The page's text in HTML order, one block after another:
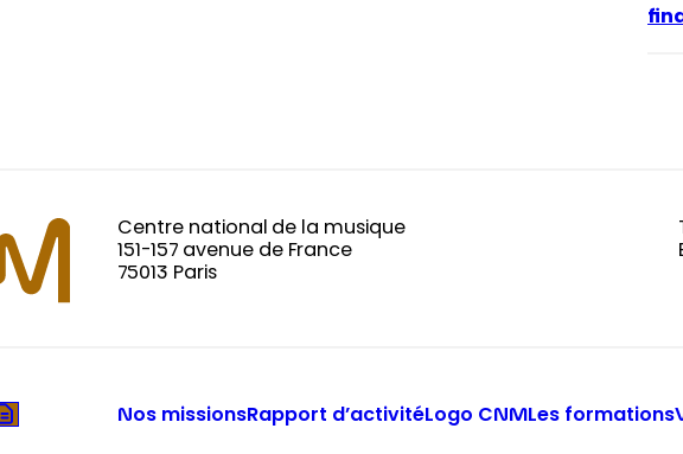
Centre national de la musique
151-157 avenue de France
75013 Paris
Nos missionsRapport d’activitéLogo CNMLes formations